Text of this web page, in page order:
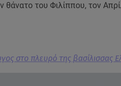
θάνατο του Φιλίππου, τον
στο πλευρό της βασίλισσας